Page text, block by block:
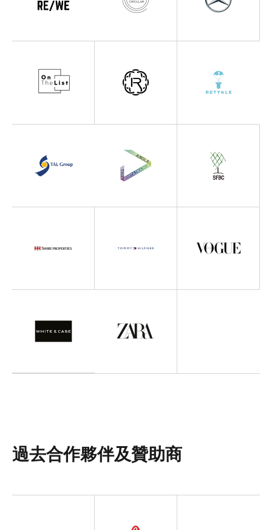
過去合作夥伴及贊助商